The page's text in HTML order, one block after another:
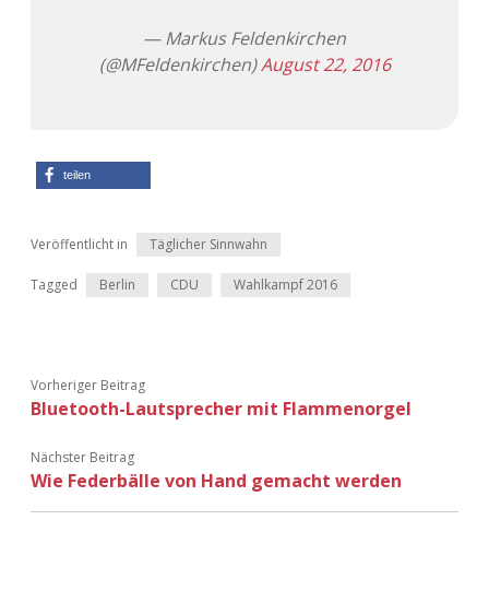
Adventskalender 2015
Adventskalender 2019
Adventskalender 2023
— Markus Feldenkirchen
(@MFeldenkirchen)August 22, 2016
teilen
Veröffentlicht in Täglicher Sinnwahn
Tagged Berlin CDU Wahlkampf 2016
Vorheriger Beitrag
Bluetooth-Lautsprecher mit Flammenorgel
Nächster Beitrag
Wie Federbälle von Hand gemacht werden